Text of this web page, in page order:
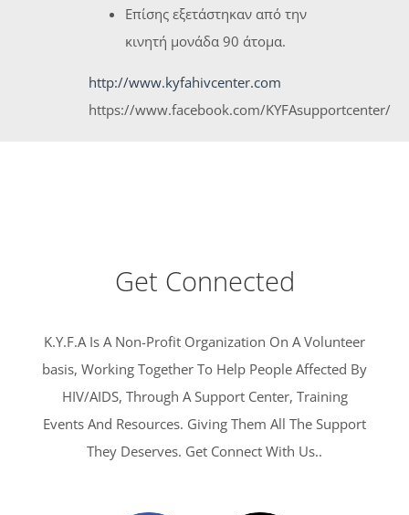
Επίσης εξετάστηκαν από την
κινητή μονάδα 90 άτομα.
http://www.kyfahivcenter.com
https://www.facebook.com/KYFAsupportcenter/
Get Connected
K.Y.F.A Is A Non-Profit Organization On A Volunteer
basis, Working Together To Help People Affected By
HIV/AIDS, Through A Support Center, Training
Events And Resources. Giving Them All The Support
They Deserves. Get Connect With Us..